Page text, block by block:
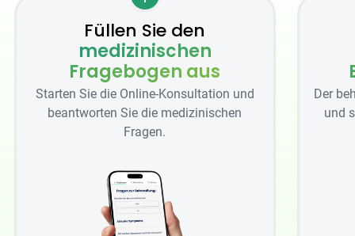
Füllen Sie den
medizinischen
Fragebogen aus
Starten Sie die Online-Konsultation und
beantworten Sie die medizinischen
Fragen.
Der
und